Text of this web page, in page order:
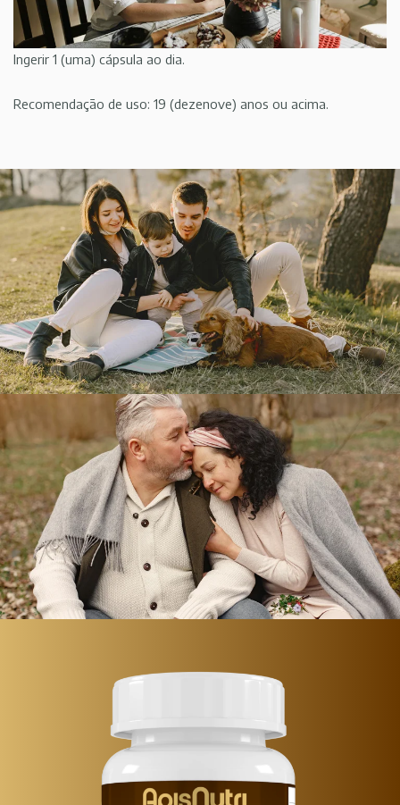
Ingerir 1 (uma) cápsula ao dia.
Recomendação de uso: 19 (dezenove) anos ou acima.